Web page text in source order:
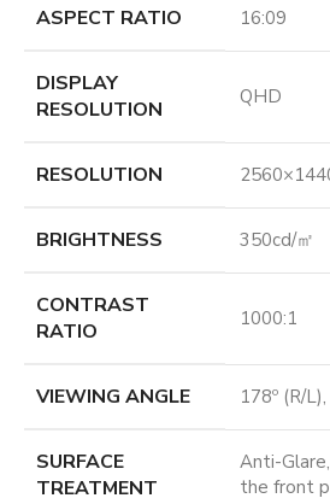
ASPECT RATIO 16:09
DISPLAY
RESOLUTION
QHD
RESOLUTION
BRIGHTNESS 350cd/㎡
CONTRAST
RATIO
1000:1
VIEWING ANGLE 178º (R/
SURFACE
TREATMENT
Anti-
the front